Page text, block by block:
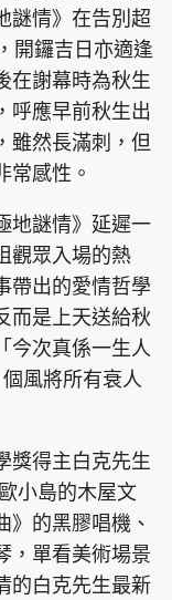
東Touch
星島日報
The Standard
JobMarket
謎情》在告別超
開鑼吉日亦適逢
在謝幕時為秋生
呼應早前秋生出
雖然長滿刺，但
常感性。
地謎情》延遲一
觀眾入場的熱
帶出的愛情哲學
而是上天送給秋
今次真係一生人
風將所有衰人
獎得主白克先生
小島的木屋文
》的黑膠唱機、
，單看美術場景
的白克先生最新